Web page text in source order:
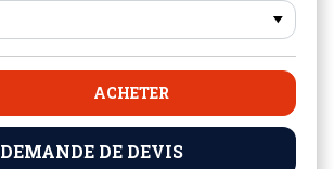
ACHETER
DEMANDE DE DEVIS